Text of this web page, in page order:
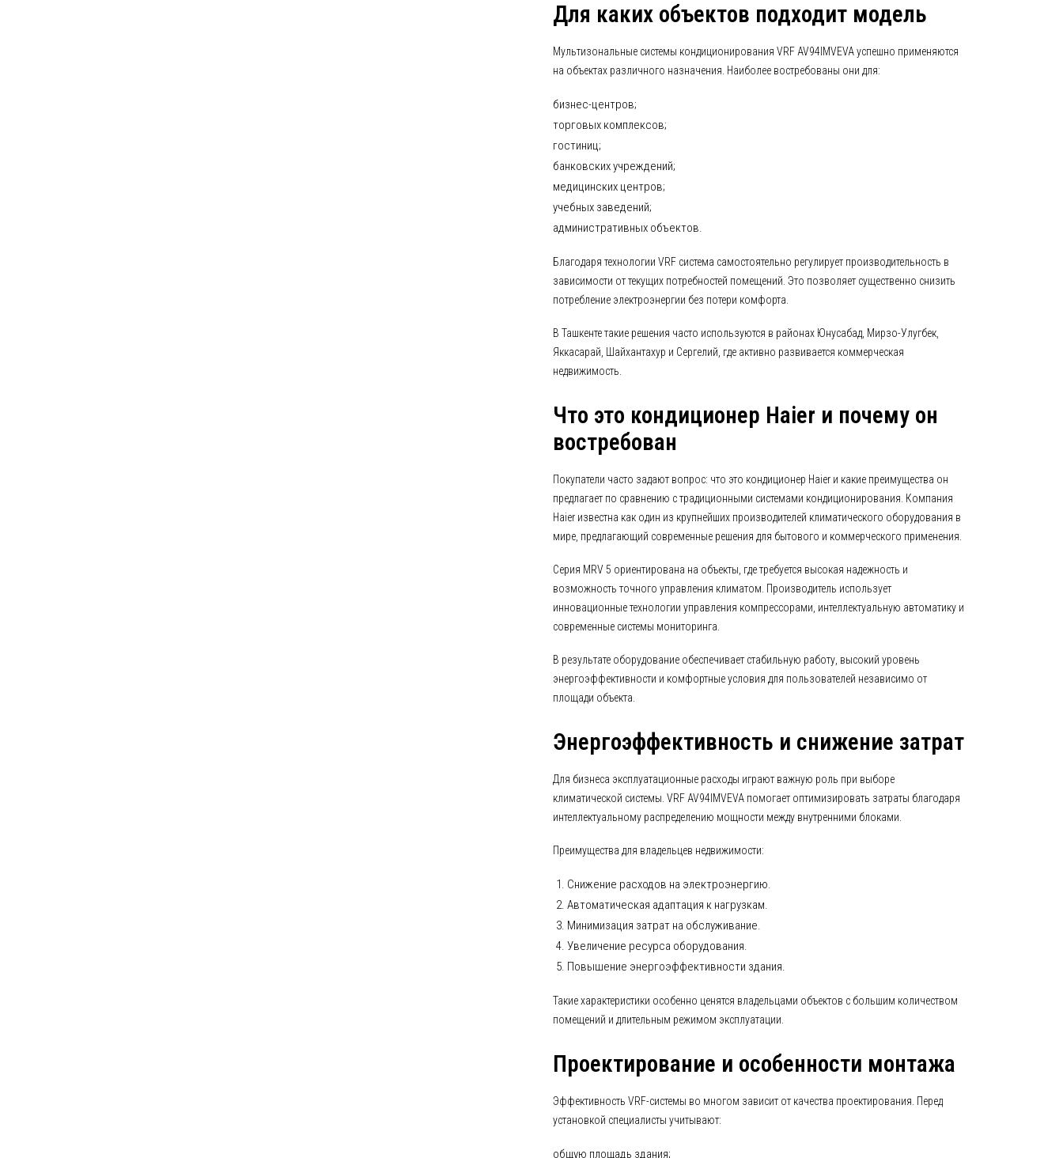
Для каких объектов подходит модель
Мультизональные системы кондиционирования VRF AV94IMVEVA успешно применяются
на объектах различного назначения. Наиболее востребованы они для:
бизнес-центров;
торговых комплексов;
гостиниц;
банковских учреждений;
медицинских центров;
учебных заведений;
административных объектов.
Благодаря технологии VRF система самостоятельно регулирует производительность в
зависимости от текущих потребностей помещений. Это позволяет существенно снизить
потребление электроэнергии без потери комфорта.
В Ташкенте такие решения часто используются в районах Юнусабад, Мирзо-Улугбек,
Яккасарай, Шайхантахур и Сергелий, где активно развивается коммерческая
недвижимость.
Что это кондиционер Haier и почему он
востребован
Покупатели часто задают вопрос: что это кондиционер Haier и какие преимущества он
предлагает по сравнению с традиционными системами кондиционирования. Компания
Haier известна как один из крупнейших производителей климатического оборудования в
мире, предлагающий современные решения для бытового и коммерческого применения.
Серия MRV 5 ориентирована на объекты, где требуется высокая надежность и
возможность точного управления климатом. Производитель использует
инновационные технологии управления компрессорами, интеллектуальную автоматику и
современные системы мониторинга.
В результате оборудование обеспечивает стабильную работу, высокий уровень
энергоэффективности и комфортные условия для пользователей независимо от
площади объекта.
Энергоэффективность и снижение затрат
Для бизнеса эксплуатационные расходы играют важную роль при выборе
климатической системы. VRF AV94IMVEVA помогает оптимизировать затраты благодаря
интеллектуальному распределению мощности между внутренними блоками.
Преимущества для владельцев недвижимости:
Снижение расходов на электроэнергию.
Автоматическая адаптация к нагрузкам.
Минимизация затрат на обслуживание.
Увеличение ресурса оборудования.
Повышение энергоэффективности здания.
Такие характеристики особенно ценятся владельцами объектов с большим количеством
помещений и длительным режимом эксплуатации.
Проектирование и особенности монтажа
Эффективность VRF-системы во многом зависит от качества проектирования. Перед
установкой специалисты учитывают:
общую площадь здания;